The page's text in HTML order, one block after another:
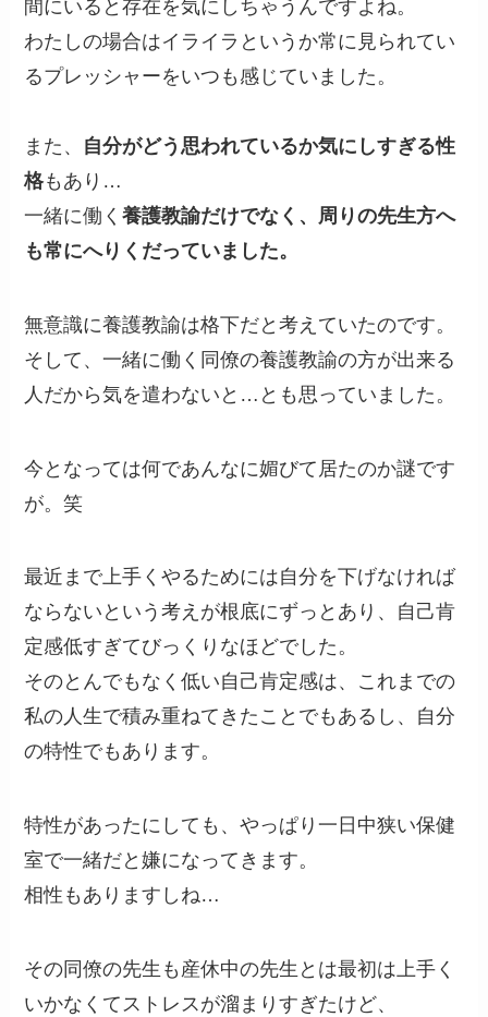
間にいると存在を気にしちゃうんですよね。
わたしの場合はイライラというか常に見られてい
るプレッシャーをいつも感じていました。
また、 自分がどう思われているか気にしすぎる性
格もあり…
一緒に働く養護教諭だけでなく、周りの先生方へ
も常にへりくだっていました。
無意識に養護教諭は格下だと考えていたのです。
そして、一緒に働く同僚の養護教諭の方が出来る
人だから気を遣わないと…とも思っていました。
今となっては何であんなに媚びて居たのか謎です
が。笑
最近まで上手くやるためには自分を下げなければ
ならないという考えが根底にずっとあり、自己肯
定感低すぎてびっくりなほどでした。
そのとんでもなく低い自己肯定感は、これまでの
私の人生で積み重ねてきたことでもあるし、自分
の特性でもあります。
特性があったにしても、やっぱり一日中狭い保健
室で一緒だと嫌になってきます。
相性もありますしね…
その同僚の先生も産休中の先生とは最初は上手く
いかなくてストレスが溜まりすぎたけど、